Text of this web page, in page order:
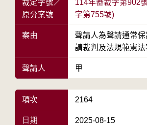
裁定字號／
原分案號
114年審裁字第902
字第755號)
案由
聲請人為聲請通常
請裁判及法規範憲法
聲請人 甲
項次 2164
日期 2025-08-15